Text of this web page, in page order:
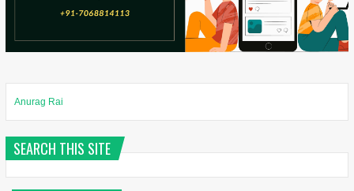
Anurag Rai
SEARCH THIS SITE